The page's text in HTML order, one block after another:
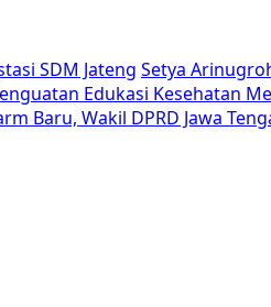
SDM Jateng Setya
Edukasi Kesehatan
Baru, Wakil DPRD Jawa